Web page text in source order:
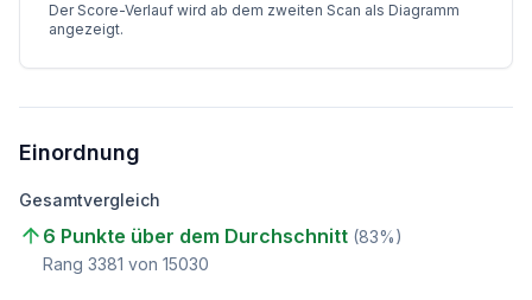
Der Score-Verlauf wird ab dem zweiten Scan als Diagramm
angezeigt.
Einordnung
Gesamtvergleich
6 Punkte über dem Durchschnitt (83%)
Rang 3381 von 15030